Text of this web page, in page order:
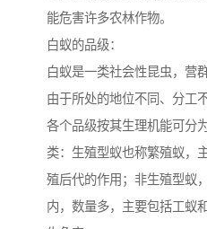
能危害许多农林作物。
白蚁的品级：
白蚁是一类社会性昆虫，营
由于所处的地位不同、分工
各个品级按其生理机能可分
类：生殖型蚁也称繁殖蚁，
殖后代的作用；非生殖型蚁
内，数量多，主要包括工蚁